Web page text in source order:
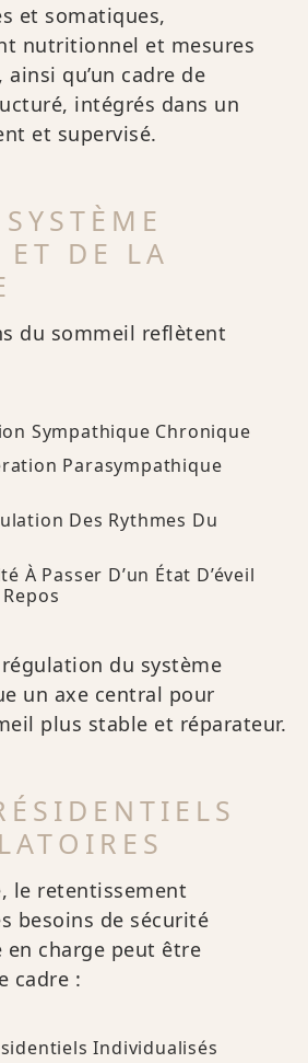
et somatiques,
nutritionnel et mesures
ainsi qu’un cadre de
intégrés dans un
et supervisé.
ET DE LA
du sommeil reflètent
Sympathique Chronique
Parasympathique
Des Rythmes Du
À Passer D’un État D’éveil
du système
un axe central pour
plus stable et réparateur.
le retentissement
besoins de sécurité
charge peut être
cadre :
Individualisés